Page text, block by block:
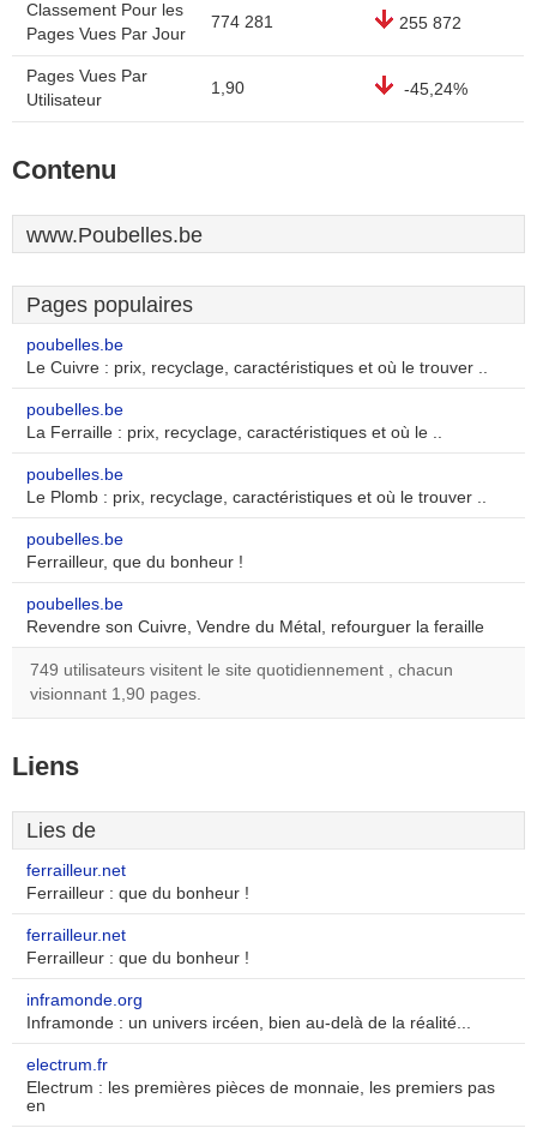
Classement Pour les
Pages Vues Par Jour
774 281 255 872
Pages Vues Par
Utilisateur
1,90 -45,24%
Contenu
www.Poubelles.be
Pages populaires
poubelles.be
Le Cuivre : prix, recyclage, caractéristiques et où le trouver ..
poubelles.be
La Ferraille : prix, recyclage, caractéristiques et où le ..
poubelles.be
Le Plomb : prix, recyclage, caractéristiques et où le trouver ..
poubelles.be
Ferrailleur, que du bonheur !
poubelles.be
Revendre son Cuivre, Vendre du Métal, refourguer la feraille
749 utilisateurs visitent le site quotidiennement , chacun
visionnant 1,90 pages.
Liens
Lies de
ferrailleur.net
Ferrailleur : que du bonheur !
ferrailleur.net
Ferrailleur : que du bonheur !
inframonde.org
Inframonde : un univers ircéen, bien au-delà de la réalité...
electrum.fr
Electrum : les premières pièces de monnaie, les premiers pas
en